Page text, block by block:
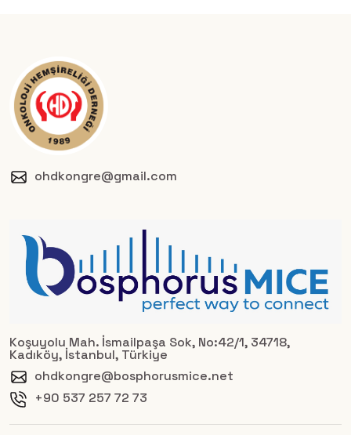
ohdkongre@gmail.com
Koşuyolu Mah. İsmailpaşa Sok, No:42/1, 34718,
Kadıköy, İstanbul, Türkiye
ohdkongre@bosphorusmice.net
+90 537 257 72 73